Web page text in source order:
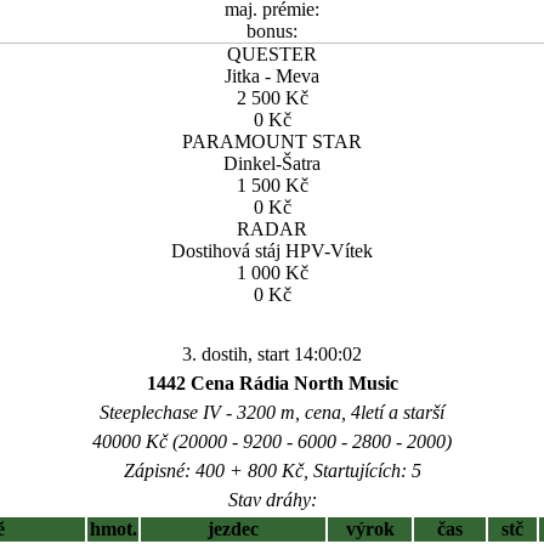
maj. prémie:
bonus:
QUESTER
Jitka - Meva
2 500 Kč
0 Kč
PARAMOUNT STAR
Dinkel-Šatra
1 500 Kč
0 Kč
RADAR
Dostihová stáj HPV-Vítek
1 000 Kč
0 Kč
3. dostih, start 14:00:02
1442 Cena Rádia North Music
Steeplechase IV - 3200 m, cena, 4letí a starší
40000 Kč (20000 - 9200 - 6000 - 2800 - 2000)
Zápisné: 400 + 800 Kč, Startujících: 5
Stav dráhy:
hmot. jezdec výrok čas stč